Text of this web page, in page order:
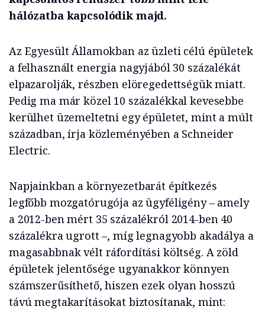
hálózatba kapcsolódik majd.
Az Egyesült Államokban az üzleti célú épületek
a felhasznált energia nagyjából 30 százalékát
elpazarolják, részben elöregedettségük miatt.
Pedig ma már közel 10 százalékkal kevesebbe
kerülhet üzemeltetni egy épületet, mint a múlt
században, írja közleményében a Schneider
Electric.
Napjainkban a környezetbarát építkezés
legfőbb mozgatórugója az ügyféligény – amely
a 2012-ben mért 35 százalékról 2014-ben 40
százalékra ugrott –, míg legnagyobb akadálya a
magasabbnak vélt ráfordítási költség. A zöld
épületek jelentősége ugyanakkor könnyen
számszerűsíthető, hiszen ezek olyan hosszú
távú megtakarításokat biztosítanak, mint: